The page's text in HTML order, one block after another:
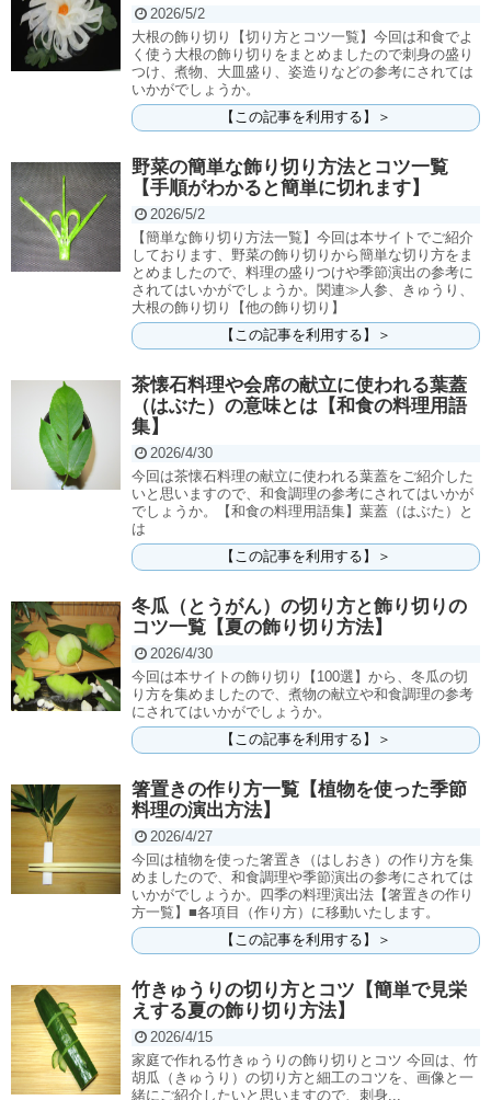
2026/5/2
大根の飾り切り【切り方とコツ一覧】今回は和食でよ
く使う大根の飾り切りをまとめましたので刺身の盛り
つけ、煮物、大皿盛り、姿造りなどの参考にされては
いかがでしょうか。
【この記事を利用する】＞
野菜の簡単な飾り切り方法とコツ一覧
【手順がわかると簡単に切れます】
2026/5/2
【簡単な飾り切り方法一覧】今回は本サイトでご紹介
しております、野菜の飾り切りから簡単な切り方をま
とめましたので、料理の盛りつけや季節演出の参考に
されてはいかがでしょうか。関連≫人参、きゅうり、
大根の飾り切り【他の飾り切り】
【この記事を利用する】＞
茶懐石料理や会席の献立に使われる葉蓋
（はぶた）の意味とは【和食の料理用語
集】
2026/4/30
今回は茶懐石料理の献立に使われる葉蓋をご紹介した
いと思いますので、和食調理の参考にされてはいかが
でしょうか。【和食の料理用語集】葉蓋（はぶた）と
は
【この記事を利用する】＞
冬瓜（とうがん）の切り方と飾り切りの
コツ一覧【夏の飾り切り方法】
2026/4/30
今回は本サイトの飾り切り【100選】から、冬瓜の切
り方を集めましたので、煮物の献立や和食調理の参考
にされてはいかがでしょうか。
【この記事を利用する】＞
箸置きの作り方一覧【植物を使った季節
料理の演出方法】
2026/4/27
今回は植物を使った箸置き（はしおき）の作り方を集
めましたので、和食調理や季節演出の参考にされては
いかがでしょうか。四季の料理演出法【箸置きの作り
方一覧】■各項目（作り方）に移動いたします。
【この記事を利用する】＞
竹きゅうりの切り方とコツ【簡単で見栄
えする夏の飾り切り方法】
2026/4/15
家庭で作れる竹きゅうりの飾り切りとコツ 今回は、竹
胡瓜（きゅうり）の切り方と細工のコツを、画像と一
緒にご紹介したいと思いますので、刺身...